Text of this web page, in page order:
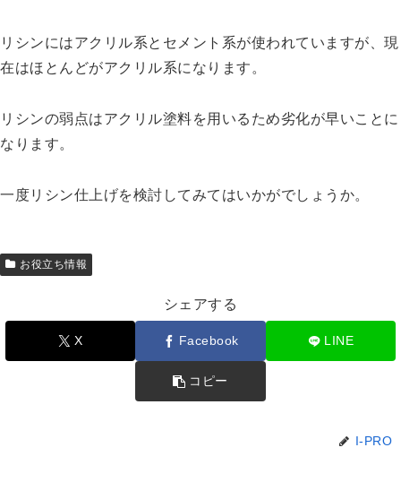
リシンにはアクリル系とセメント系が使われていますが、現
在はほとんどがアクリル系になります。
リシンの弱点はアクリル塗料を用いるため劣化が早いことに
なります。
一度リシン仕上げを検討してみてはいかがでしょうか。
お役立ち情報
シェアする
X Facebook LINE
コピー
I-PRO